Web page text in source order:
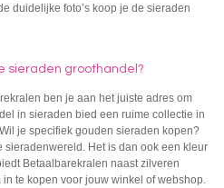
duidelijke foto’s koop je de sieraden
sieraden groothandel?
ben je aan het juiste adres om
in sieraden bied een ruime collectie in
je specifiek gouden sieraden kopen?
sieradenwereld. Het is dan ook een kleur
Betaalbarekralen naast zilveren
te kopen voor jouw winkel of webshop.